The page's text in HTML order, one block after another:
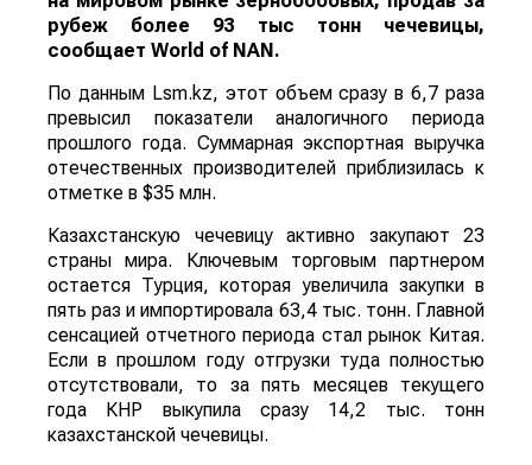
рубеж более 93 тыс тонн чечевицы,
сообщает World of NAN .
По данным Lsm.kz, этот объем сразу в 6,7 раза
превысил показатели аналогичного периода
прошлого года. Суммарная экспортная выручка
отечественных производителей приблизилась к
отметке в $35 млн.
Казахстанскую чечевицу активно закупают 23
страны мира. Ключевым торговым партнером
остается Турция, которая увеличила закупки в
пять раз и импортировала 63,4 тыс. тонн. Главной
сенсацией отчетного периода стал рынок Китая.
Если в прошлом году отгрузки туда полностью
отсутствовали, то за пять месяцев текущего
года КНР выкупила сразу 14,2 тыс. тонн
казахстанской чечевицы.